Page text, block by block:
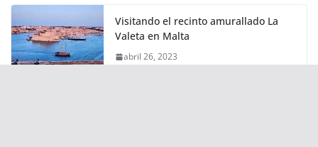
Visitando el recinto amurallado La
Valeta en Malta
abril 26, 2023